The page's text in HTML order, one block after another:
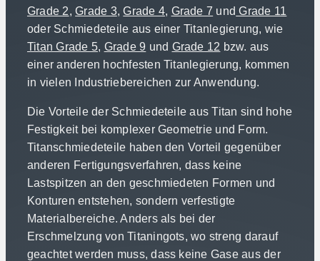
Grade 2,Grade 3,Grade 4, Grade 7 und Grade 11
oder Schmiedeteile aus einer Titanlegierung, wie
Titan Grade 5, Grade 9 und Grade 12 bzw. aus
einer anderen hochfesten Titanlegierung, kommen
in vielen Industriebereichen zur Anwendung.
Die Vorteile der Schmiedeteile aus Titan sind hohe
Festigkeit bei komplexer Geometrie und Form.
Titanschmiedeteile haben den Vorteil gegenüber
anderen Fertigungsverfahren, dass keine
Lastspitzen an den geschmiedeten Formen und
Konturen entstehen, sondern verfestigte
Materialbereiche. Anders als bei der
Erschmelzung von Titaningots, wo streng darauf
geachtet werden muss, dass keine Gase aus der